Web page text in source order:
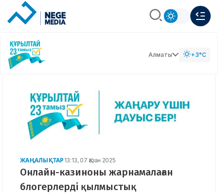
Алматы +3°C
ЖАҢАЛЫҚТАР 13:13, 07 Қазан 2025
Онлайн-казиноны жарнамалаған
блогерлерді қылмыстық